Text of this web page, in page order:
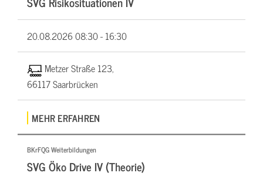
20.08.202608:30 - 16:30
Metzer Straße 123,
66117 Saarbrücken
MEHR ERFAHREN
BKrFQG Weiterbildungen
SVG Öko Drive IV (Theorie)